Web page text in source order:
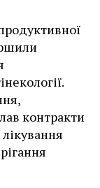
контракти